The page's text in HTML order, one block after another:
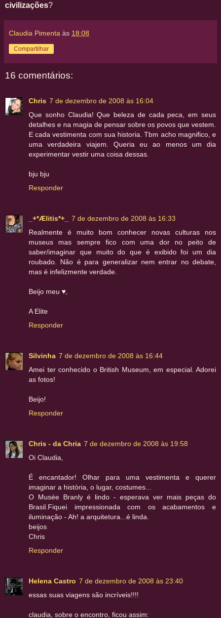
civilizações?
Claudia Pimenta às 18:08
Compartilhar
16 comentários:
Chris 7 de dezembro de 2008 às 16:04
Que sonho Claudia! Que beleza de cada peca, em seus
detalhes e na magia de pensar sobre os povos que vestem.
E cada vestimenta com sua historia. Tbm acho magnifico, e
uma verdadeira viajem. Queria eu ao menos um dia
experimentar vestir uma coisa dessas.
bju bju
Responder
_+*Ælitis*+_
7 de dezembro de 2008 às 16:33
Realmente é muito bom conhecer novas culturas nos
museus mas sempre fico com uma dor no peito de
saber/imaginar que muito do que é exibido foi um dia
roubado. Não é para generalizar nem entrar no debate,
mas é infelizmente verdade.
Beijo meu ♥,
A Elite
Responder
Silvinha 7 de dezembro de 2008 às 16:44
Amei ter conhecido o British Museum, em especial. Adorei
as fotos!
Beijo!
Responder
Chris - da Chria 7 de dezembro de 2008 às 19:58
Oi Claudia,
É encantador! Olhar para uma vestimenta e querer
imaginar a história, o lugar, costumes...
O Musée Branly é lindo - esperava ver mais peças do
Brasil.Fiquei impressionada com os acabamentos e
iluminação - Ah! a arquitetura...é linda.
beijos
Chris
Responder
Helena Castro 7 de dezembro de 2008 às 23:40
essas suas viagens são incríveis!!!!
claudia, sobre o encontro, ficou assim: